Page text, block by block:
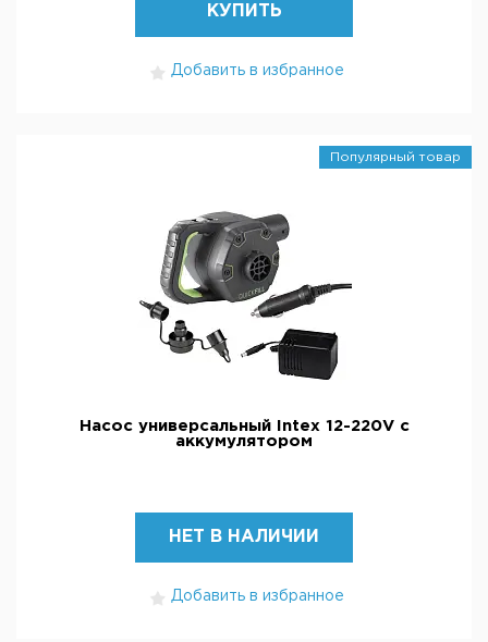
КУПИТЬ
Добавить в избранное
Популярный товар
Насос универсальный Intex 12-220V с
аккумулятором
НЕТ В НАЛИЧИИ
Добавить в избранное